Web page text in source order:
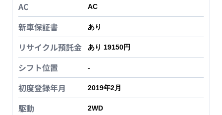
AC AC
新車保証書 あり
リサイクル預託金 あり 19150円
シフト位置 -
初度登録年月 2019年2月
駆動 2WD